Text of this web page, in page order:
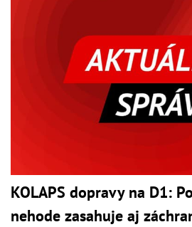
KOLAPS dopravy na D1:
nehode zasahuje aj